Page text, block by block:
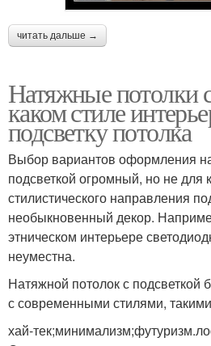
читать дальше →
Натяжные потолки
каком стиле
подсветку потолка
Выбор вариантов оформления
подсветкой огромный, но не для
стилистического направления
необыкновенный декор.
этническом интерьере
неуместна.
Натяжной потолок с подсветкой
с современными стилями,
хай-